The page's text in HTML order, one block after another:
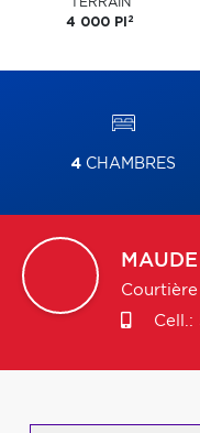
4 000 PI 2
4 CHAMBRES
MAUDE
Cell.: